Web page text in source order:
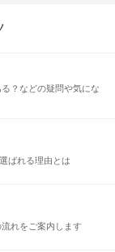
？などの疑問や気にな
ばれる理由とは
れをご案内します